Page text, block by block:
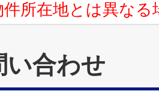
件所在地とは異な
い合わせ